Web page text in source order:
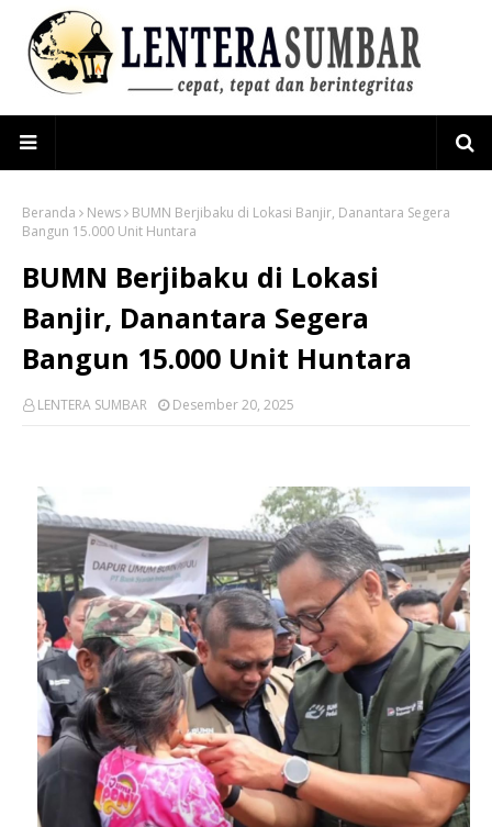
Beranda News
BUMN Berjibaku di Lokasi Banjir, Danantara Segera
Bangun 15.000 Unit Huntara
BUMN Berjibaku di Lokasi
Banjir, Danantara Segera
Bangun 15.000 Unit Huntara
LENTERA SUMBAR Desember 20, 2025